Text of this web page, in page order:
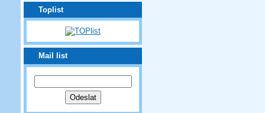
Toplist
Mail list